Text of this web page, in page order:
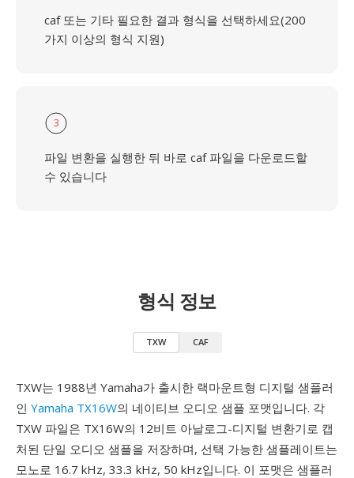
caf 또는 기타 필요한 결과 형식을 선택하세요(200
가지 이상의 형식 지원)
3
파일 변환을 실행한 뒤 바로 caf 파일을 다운로드할
수 있습니다
형식 정보
TXW CAF
TXW는 1988년 Yamaha가 출시한 랙마운트형 디지털 샘플러
인 Yamaha TX16W의 네이티브 오디오 샘플 포맷입니다. 각
TXW 파일은 TX16W의 12비트 아날로그-디지털 변환기로 캡
처된 단일 오디오 샘플을 저장하며, 선택 가능한 샘플레이트는
모노로 16.7 kHz, 33.3 kHz, 50 kHz입니다. 이 포맷은 샘플러